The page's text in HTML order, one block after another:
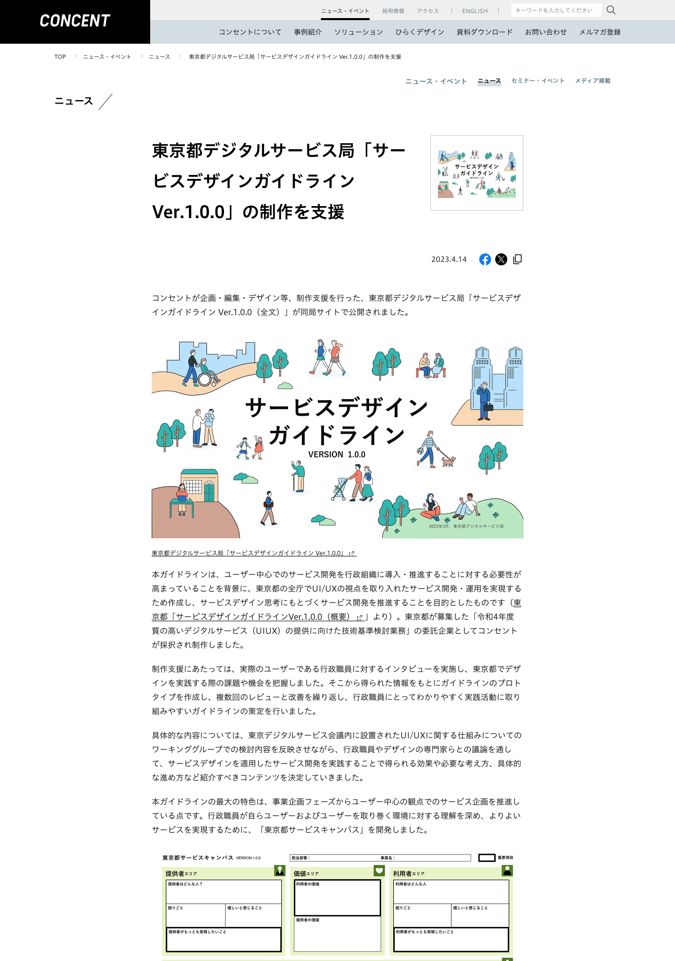
コンセントについて 事例紹介 ソリューション ひらくデザイン 資料ダウンロード お問い合わせ メルマガ登録
ニュース・イベント 採用情報 アクセス ENGLISH
TOP ニュース・イベント ニュース 東京都デジタルサービス局「サービスデザインガイドライン Ver.1.0.0」の制作を支援
ニュース・イベント ニュース セミナー・イベント メディア掲載
ニュース
東京都デジタルサービス局「サー
ビスデザインガイドライン
Ver.1.0.0」の制作を支援
2023.4.14
コンセントが企画・編集・デザイン等、制作支援を行った、東京都デジタルサービス局「サービスデザ
インガイドライン Ver.1.0.0（全文）」が同局サイトで公開されました。
東京都デジタルサービス局「サービスデザインガイドライン Ver.1.0.0」
本ガイドラインは、ユーザー中心でのサービス開発を行政組織に導入・推進することに対する必要性が
高まっていることを背景に、東京都の全庁でUI/UXの視点を取り入れたサービス開発・運用を実現する
ため作成し、サービスデザイン思考にもとづくサービス開発を推進することを目的としたものです（東
京都「サービスデザインガイドラインVer.1.0.0（概要）
」より）。東京都が募集した「令和4年度
質の高いデジタルサービス（UIUX）の提供に向けた技術基準検討業務」の委託企業としてコンセント
が採択され制作しました。
制作支援にあたっては、実際のユーザーである行政職員に対するインタビューを実施し、東京都でデザ
インを実践する際の課題や機会を把握しました。そこから得られた情報をもとにガイドラインのプロト
タイプを作成し、複数回のレビューと改善を繰り返し、行政職員にとってわかりやすく実践活動に取り
組みやすいガイドラインの策定を行いました。
具体的な内容については、東京デジタルサービス会議内に設置されたUI/UXに関する仕組みについての
ワーキンググループでの検討内容を反映させながら、行政職員やデザインの専門家らとの議論を通し
て、サービスデザインを適用したサービス開発を実践することで得られる効果や必要な考え方、具体的
な進め方など紹介すべきコンテンツを決定していきました。
本ガイドラインの最大の特色は、事業企画フェーズからユーザー中心の観点でのサービス企画を推進し
ている点です。行政職員が自らユーザーおよびユーザーを取り巻く環境に対する理解を深め、よりよい
サービスを実現するために、「東京都サービスキャンバス」を開発しました。